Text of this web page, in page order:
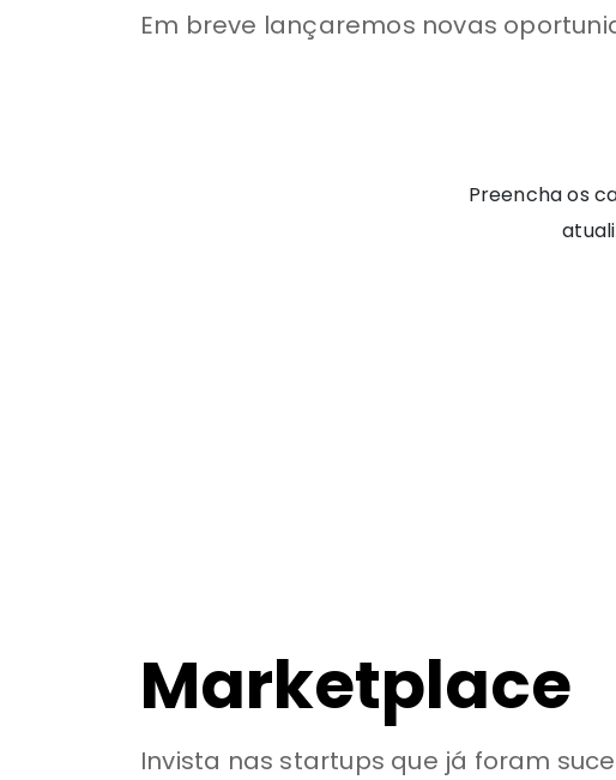
Em breve lançaremos novas
Preencha os
Marketplace
Invista nas startups que já foram